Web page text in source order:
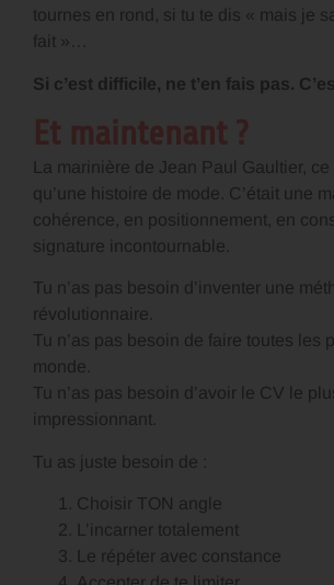
tournes en rond, si tu te dis « mais je
fait »…
Si c’est difficile, ne t’en fais pas.
Et maintenant ?
La marinière de Jean Paul Gaultier, ce
qu’une histoire de mode. C’était une
cohérence, en positionnement, en
signature incontournable.
Tu n’as pas besoin d’inventer une
révolutionnaire.
Tu n’as pas besoin de faire toutes les
monde.
Tu n’as pas besoin d’avoir le CV le
impressionnant.
Tu as juste besoin de :
Choisir TON angle
L’incarner totalement
Le répéter avec constance